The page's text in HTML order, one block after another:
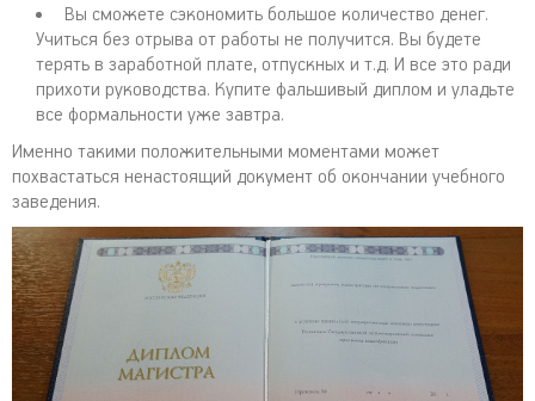
Вы сможете сэкономить большое количество денег.
Учиться без отрыва от работы не получится. Вы будете
терять в заработной плате, отпускных и т.д. И все это ради
прихоти руководства. Купите фальшивый диплом и уладьте
все формальности уже завтра.
Именно такими положительными моментами может
похвастаться ненастоящий документ об окончании учебного
заведения.